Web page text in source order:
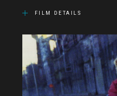
FILM DETAILS